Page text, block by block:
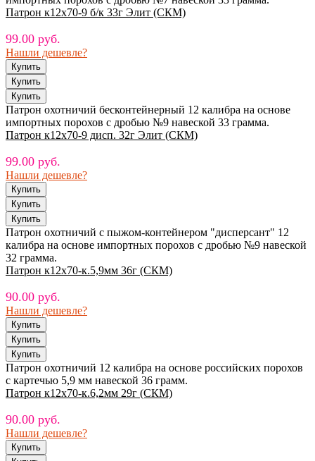
Патрон к12х70-9 б/к 33г Элит (СКМ)
99.00 руб.
Нашли дешевле?
Патрон охотничий бесконтейнерный 12 калибра на основе
импортных порохов с дробью №9 навеской 33 грамма.
Патрон к12х70-9 дисп. 32г Элит (СКМ)
99.00 руб.
Нашли дешевле?
Патрон охотничий с пыжом-контейнером "дисперсант" 12
калибра на основе импортных порохов с дробью №9 навеской
32 грамма.
Патрон к12х70-к.5,9мм 36г (СКМ)
90.00 руб.
Нашли дешевле?
Патрон охотничий 12 калибра на основе российских порохов
с картечью 5,9 мм навеской 36 грамм.
Патрон к12х70-к.6,2мм 29г (СКМ)
90.00 руб.
Нашли дешевле?